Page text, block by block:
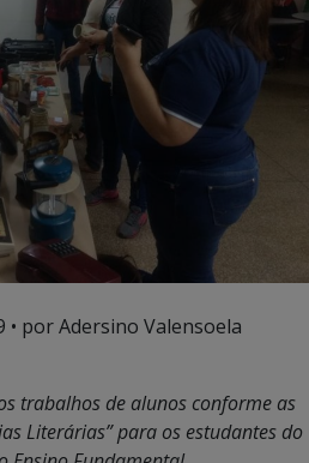
• por Adersino Valensoela
trabalhos de alunos conforme as
Literárias” para os estudantes do